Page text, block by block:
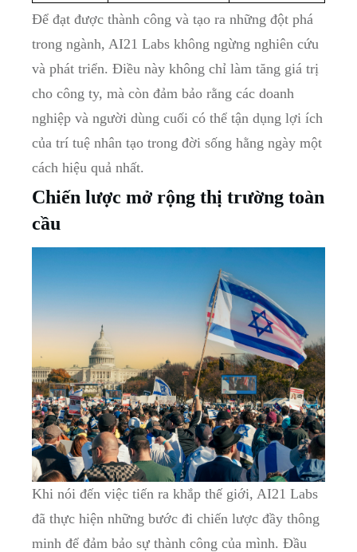
Để đạt được thành công và tạo ra những đột phá
trong ngành, AI21 Labs không ngừng nghiên cứu
và phát triển. Điều này không chỉ làm tăng giá trị
cho công ty, mà còn đảm bảo rằng các doanh
nghiệp và người dùng cuối có thể tận dụng lợi ích
của trí tuệ nhân tạo trong đời sống hằng ngày một
cách hiệu quả nhất.
Chiến lược mở rộng thị trường toàn
cầu
Khi nói đến việc tiến ra khắp thế giới, AI21 Labs
đã thực hiện những bước đi chiến lược đầy thông
minh để đảm bảo sự thành công của mình. Đầu